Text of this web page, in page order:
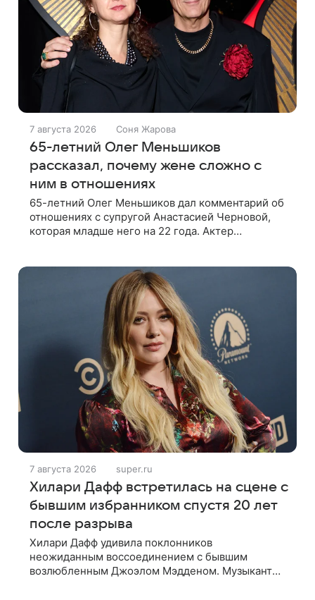
7 августа 2026 Соня Жарова
65-летний Олег Меньшиков
рассказал, почему жене сложно с
ним в отношениях
65-летний Олег Меньшиков дал комментарий об
отношениях с супругой Анастасией Черновой,
которая младше него на 22 года. Актер
7 августа 2026 super.ru
Хилари Дафф встретилась на сцене с
бывшим избранником спустя 20 лет
после разрыва
Хилари Дафф удивила поклонников
неожиданным воссоединением с бывшим
возлюбленным Джоэлом Мэдденом. Музыкант